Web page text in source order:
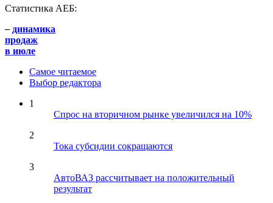
Статистика АЕБ:
– динамика
продаж
в июле
Самое читаемое
Выбор редактора
1
Спрос на вторичном рынке увеличился на 10%
2
Тока субсидии сокращаются
3
АвтоВАЗ рассчитывает на положительный
результат